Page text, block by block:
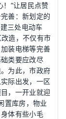
！”让居民点赞
善：新划定的
三处电动车
造，不仅有市
装电梯等完善
类要应改尽
为此，市政府
际出发，一区
，一开业就迎
置库房，物业
体有些小毛